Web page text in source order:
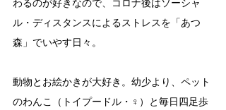
わるのが好きなので、コロナ後はソーシャ
ル・ディスタンスによるストレスを「あつ
森」でいやす日々。
動物とお絵かきが大好き。幼少より、ペット
のわんこ（トイプードル・♀）と毎日四足歩